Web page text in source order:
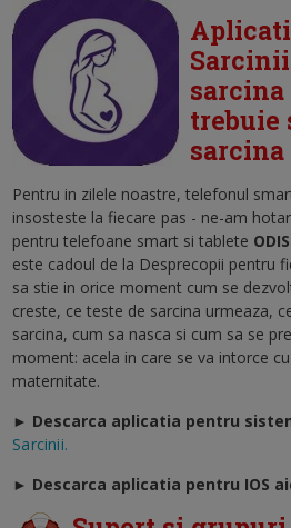
sarcina
trebuie
sarcina
Pentru in zilele noastre, telefonul
insosteste la fiecare pas - ne-am
pentru telefoane smart si tablete
este cadoul de la Desprecopii pentru
sa stie in orice moment cum se
creste, ce teste de sarcina urmeaza,
sarcina, cum sa nasca si cum sa se
moment: acela in care se va intorce
maternitate.
► Descarca aplicatia pentru
Sarcinii.
► Descarca aplicatia pentru IOS